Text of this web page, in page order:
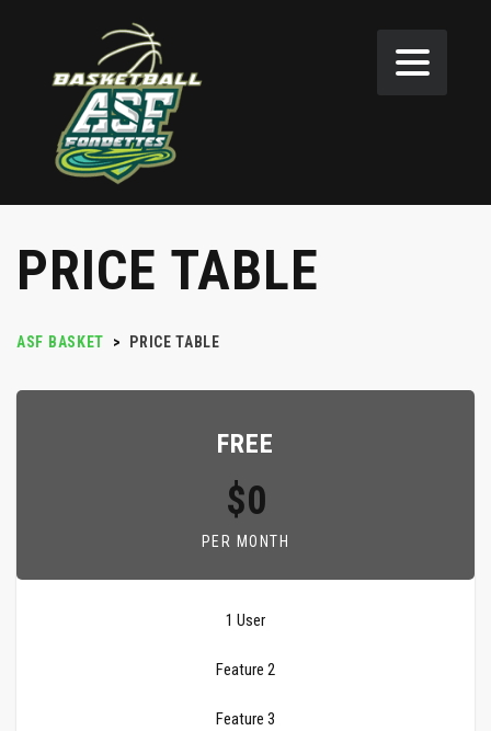
PRICE TABLE
ASF BASKET > PRICE TABLE
FREE
$0
PER MONTH
1 User
Feature 2
Feature 3